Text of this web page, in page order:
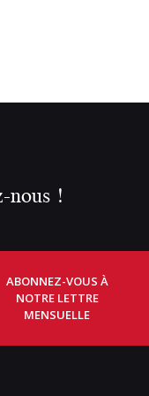
nous !
ABONNEZ-VOUS À
NOTRE LETTRE
MENSUELLE